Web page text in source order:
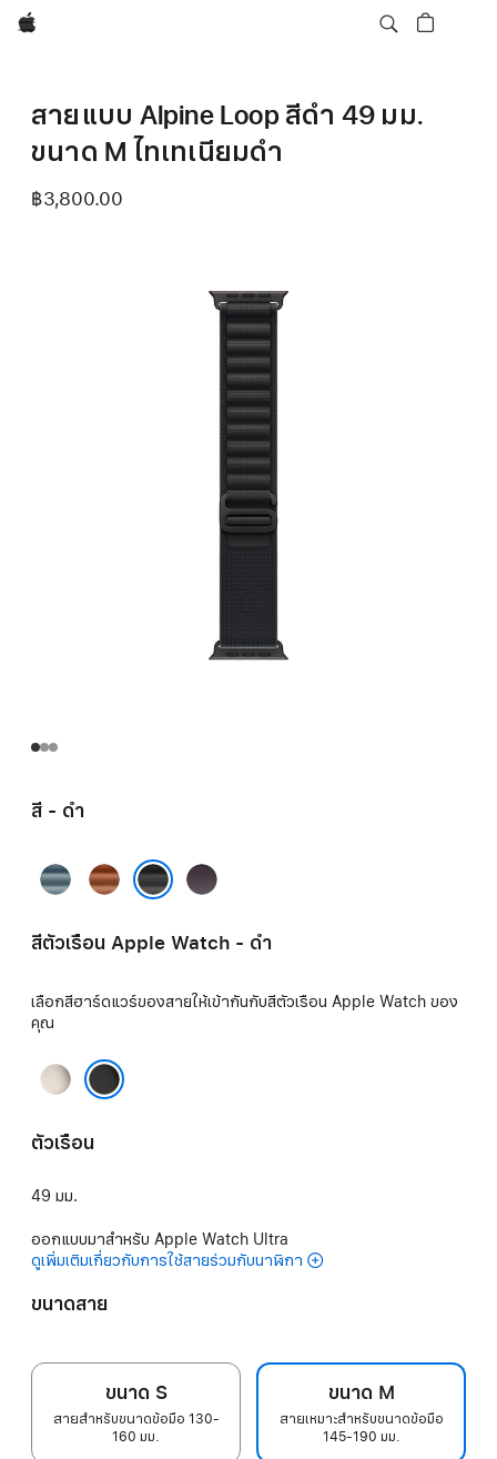
Apple
สายแบบ Alpine Loop สีดำ 49 มม.
ขนาด M ไทเทเนียมดำ
฿3,800.00
สี - ดำ
ฟ้า
อ่อน
น้ำตาล
เท
คอ
อิน
ดิ
สีตัวเรือน Apple Watch - ดำ
เลือกสีฮาร์ดแวร์ของสายให้เข้ากันกับสีตัวเรือน Apple Watch ของ
คุณ
ธรรมชาติ
ตัวเรือน
49 มม.
ออกแบบมาสำหรับ Apple Watch Ultra
ดูเพิ่มเติมเกี่ยวกับการใช้สายร่วมกับนาฬิกา
ขนาดสาย
ขนาด S
สายสำหรับขนาดข้อมือ 130-
160 มม.
ขนาด M
สายเหมาะสำหรับขนาดข้อมือ
145-190 มม.